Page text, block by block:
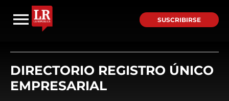
SUSCRIBIRSE
DIRECTORIO REGISTRO ÚNICO
EMPRESARIAL